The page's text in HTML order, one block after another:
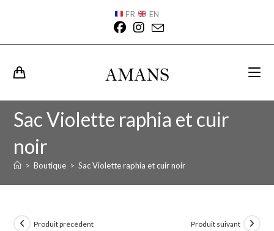
FR EN
Sac Violette raphia et cuir
noir
> Boutique > Sac Violette raphia et cuir noir
Produit précédent Produit suivant